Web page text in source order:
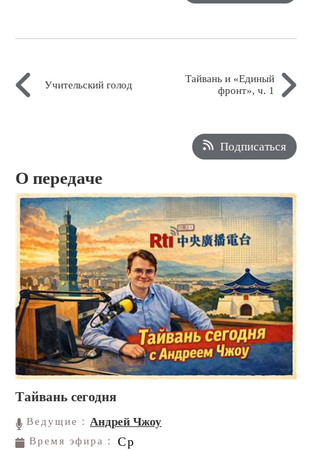
Учительский голод
Тайвань и «Единый
фронт», ч. 1
Подписаться
О передаче
Тайвань сегодня
Ведущие： Андрей Чжоу
Время эфира： Ср